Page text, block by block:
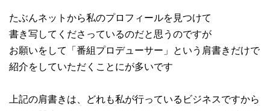
たぶんネットから私のプロフィールを見つけて
書き写してくださっているのだと思うのですが
お願いをして「番組プロデューサー」という肩書きだけで
紹介をしていただくことにが多いです
上記の肩書きは、どれも私が行っているビジネスですから